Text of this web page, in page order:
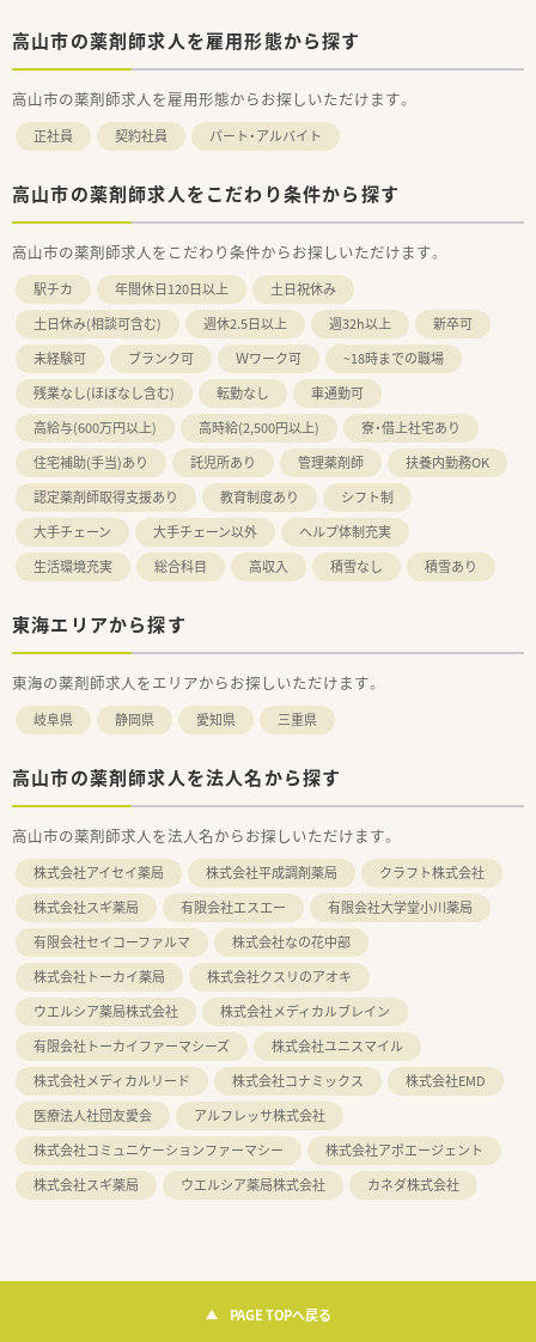
高山市の薬剤師求人を雇用形態から探す
高山市の薬剤師求人を雇用形態からお探しいただけます。
正社員 契約社員 パート・アルバイト
高山市の薬剤師求人をこだわり条件から探す
高山市の薬剤師求人をこだわり条件からお探しいただけます。
駅チカ 年間休日120日以上
土日祝休み
土日休み(相談可含む)
週休2.5日以上 週32h以上
新卒可
未経験可
ブランク可 Ｗワーク可
~18時までの職場
残業なし(ほぼなし含む)
転勤なし
車通勤可
高給与(600万円以上)
高時給(2,500円以上)
寮・借上社宅あり
住宅補助(手当)あり
託児所あり 管理薬剤師
扶養内勤務OK
認定薬剤師取得支援あり
教育制度あり
シフト制
大手チェーン
大手チェーン以外
ヘルプ体制充実
生活環境充実
総合科目 高収入 積雪なし 積雪あり
東海エリアから探す
東海の薬剤師求人をエリアからお探しいただけます。
岐阜県 静岡県 愛知県 三重県
高山市の薬剤師求人を法人名から探す
高山市の薬剤師求人を法人名からお探しいただけます。
株式会社アイセイ薬局 株式会社平成調剤薬局
クラフト株式会社
株式会社スギ薬局
有限会社エスエー
有限会社大学堂小川薬局
有限会社セイコーファルマ
株式会社なの花中部
株式会社トーカイ薬局
株式会社クスリのアオキ
ウエルシア薬局株式会社
株式会社メディカルブレイン
有限会社トーカイファーマシーズ
株式会社ユニスマイル
株式会社メディカルリード
株式会社コナミックス
株式会社EMD
医療法人社団友愛会
アルフレッサ株式会社
株式会社コミュニケーションファーマシー
株式会社アポエージェント
株式会社スギ薬局
ウエルシア薬局株式会社 カネダ株式会社
PAGE TOPへ戻る